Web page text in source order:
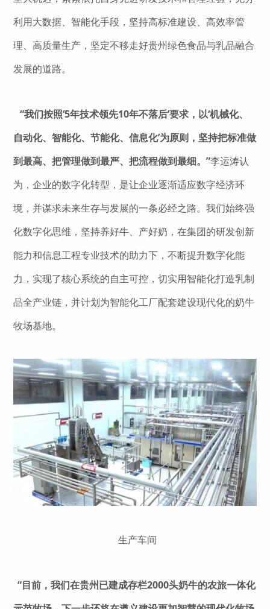
利用大数据、智能化手段，坚持高标准建设、高效率管
理、高质量生产，坚定不移走好贵州绿色食品与乳品融合
发展的道路。
“我们按照‘5年技术领先10年不落后’要求，以‘机械化、
自动化、智能化、节能化、信息化’为原则，坚持把标准做
到最高、把管理做到最严、把流程做到最细。”李运涛认
为，企业的数字化转型，是让企业逐渐适应数字经济环
境，并谋求未来生存与发展的一条必经之路。我们始终强
化数字化思维，坚持养好牛、产好奶，在集团的研发创新
能力和信息工程专业技术的助力下，不断提升数字化能
力，实现了核心系统的自主可控，切实用智能化打造乳制
品全产业链，并计划为智能化工厂配套建设现代化的奶牛
牧场基地。
生产车间
“目前，我们在贵州已建成存栏2000头奶牛的农旅一体化